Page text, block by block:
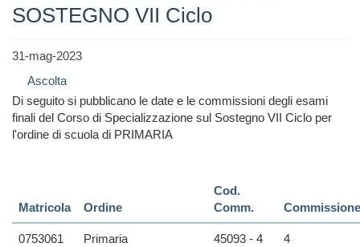
SOSTEGNO VII Ciclo
31-mag-2023
Ascolta
Di seguito si pubblicano le date e le commissioni degli esami
finali del Corso di Specializzazione sul Sostegno VII Ciclo per
l'ordine di scuola di PRIMARIA
Matricola Ordine
Cod.
Comm.
Commissione
0753061 Primaria 45093 - 4 4